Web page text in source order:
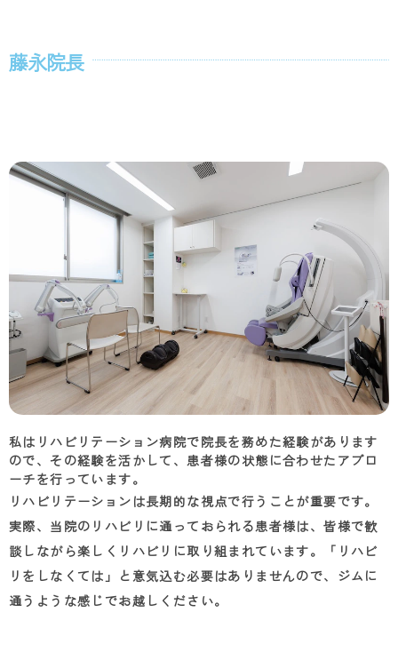
藤永院長
私はリハビリテーション病院で院長を務めた経験があります
ので、その経験を活かして、患者様の状態に合わせたアプロ
ーチを行っています。
リハビリテーションは長期的な視点で行うことが重要です。
実際、当院のリハビリに通っておられる患者様は、皆様で歓
談しながら楽しくリハビリに取り組まれています。「リハビ
リをしなくては」と意気込む必要はありませんので、ジムに
通うような感じでお越しください。